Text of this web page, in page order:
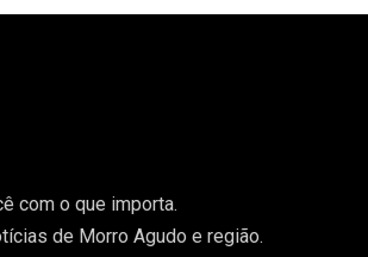
com o que importa.
de Morro Agudo e região.